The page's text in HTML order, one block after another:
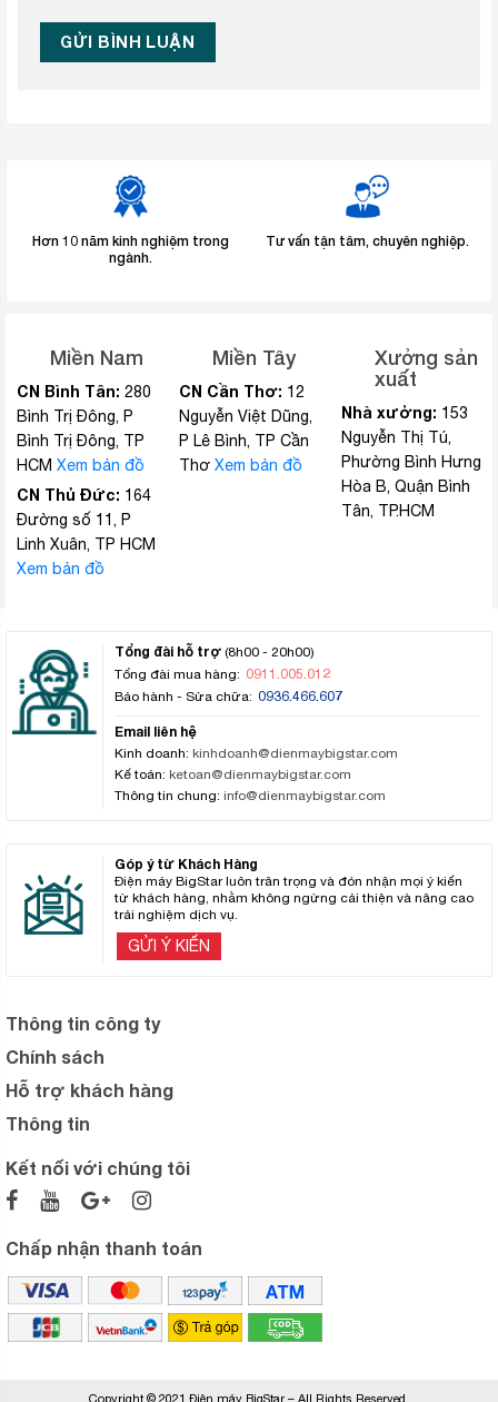
Hơn 10 năm kinh nghiệm trong
ngành.
Tư vấn tận tâm, chuyên nghiệp.
Miền Nam
CN Bình Tân: 280
Bình Trị Đông, P
Bình Trị Đông, TP
HCM Xem bản đồ
CN Thủ Đức: 164
Đường số 11, P
Linh Xuân, TP HCM
Xem bản đồ
Miền Tây
CN Cần Thơ: 12
Nguyễn Việt Dũng,
P Lê Bình, TP Cần
Thơ Xem bản đồ
Xưởng sản
xuất
Nhà xưởng: 153
Nguyễn Thị Tú,
Phường Bình Hưng
Hòa B, Quận Bình
Tân, TP.HCM
Tổng đài hỗ trợ (8h00 - 20h00)
Tổng đài mua hàng: 0911.005.012
Bảo hành - Sửa chữa: 0936.466.607
Email liên hệ
Kinh doanh: kinhdoanh@dienmaybigstar.com
Kế toán: ketoan@dienmaybigstar.com
Thông tin chung: info@dienmaybigstar.com
Góp ý từ Khách Hàng
Điện máy BigStar luôn trân trọng và đón nhận mọi ý kiến
từ khách hàng, nhằm không ngừng cải thiện và nâng cao
trải nghiệm dịch vụ.
GỬI Ý KIẾN
Thông tin công ty
Chính sách
Hỗ trợ khách hàng
Thông tin
Kết nối với chúng tôi
Chấp nhận thanh toán
Copyright © 2021 Điện máy BigStar – All Rights Reserved.